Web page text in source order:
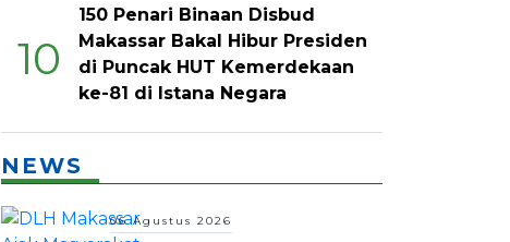
10
150 Penari Binaan Disbud
Makassar Bakal Hibur Presiden
di Puncak HUT Kemerdekaan
ke-81 di Istana Negara
NEWS
06 Agustus 2026